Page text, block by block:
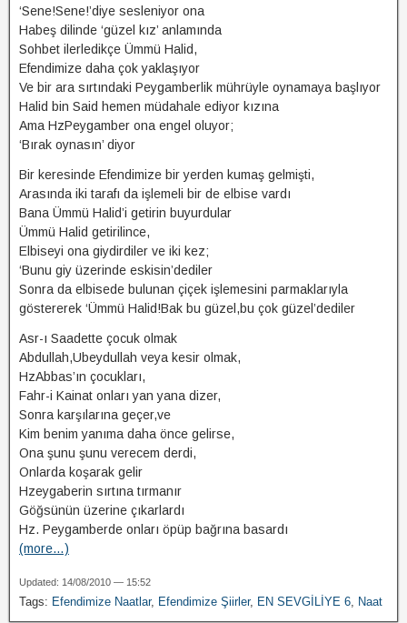
‘Sene!Sene!’diye sesleniyor ona
Habeş dilinde ‘güzel kız’ anlamında
Sohbet ilerledikçe Ümmü Halid,
Efendimize daha çok yaklaşıyor
Ve bir ara sırtındaki Peygamberlik mührüyle oynamaya başlıyor
Halid bin Said hemen müdahale ediyor kızına
Ama HzPeygamber ona engel oluyor;
‘Bırak oynasın’ diyor
Bir keresinde Efendimize bir yerden kumaş gelmişti,
Arasında iki tarafı da işlemeli bir de elbise vardı
Bana Ümmü Halid’i getirin buyurdular
Ümmü Halid getirilince,
Elbiseyi ona giydirdiler ve iki kez;
‘Bunu giy üzerinde eskisin’dediler
Sonra da elbisede bulunan çiçek işlemesini parmaklarıyla
göstererek ‘Ümmü Halid!Bak bu güzel,bu çok güzel’dediler
Asr-ı Saadette çocuk olmak
Abdullah,Ubeydullah veya kesir olmak,
HzAbbas’ın çocukları,
Fahr-i Kainat onları yan yana dizer,
Sonra karşılarına geçer,ve
Kim benim yanıma daha önce gelirse,
Ona şunu şunu verecem derdi,
Onlarda koşarak gelir
Hzeygaberin sırtına tırmanır
Göğsünün üzerine çıkarlardı
Hz. Peygamberde onları öpüp bağrına basardı
(more…)
Updated: 14/08/2010 — 15:52
Tags: Efendimize Naatlar, Efendimize Şiirler, EN SEVGİLİYE 6, Naat